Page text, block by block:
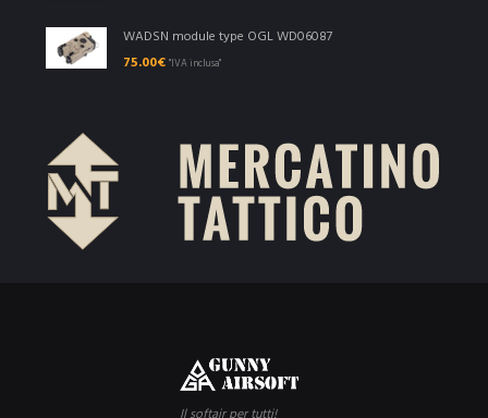
WADSN module type OGL WD06087
75.00€ "IVA inclusa"